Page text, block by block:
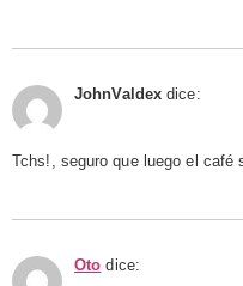
JohnValdex dice:
Tchs!, seguro que luego el café
Oto dice: